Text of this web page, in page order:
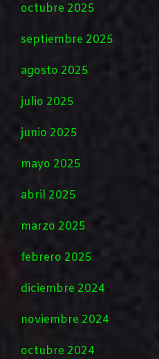
octubre 2025
septiembre 2025
agosto 2025
julio 2025
junio 2025
mayo 2025
abril 2025
marzo 2025
febrero 2025
diciembre 2024
noviembre 2024
octubre 2024